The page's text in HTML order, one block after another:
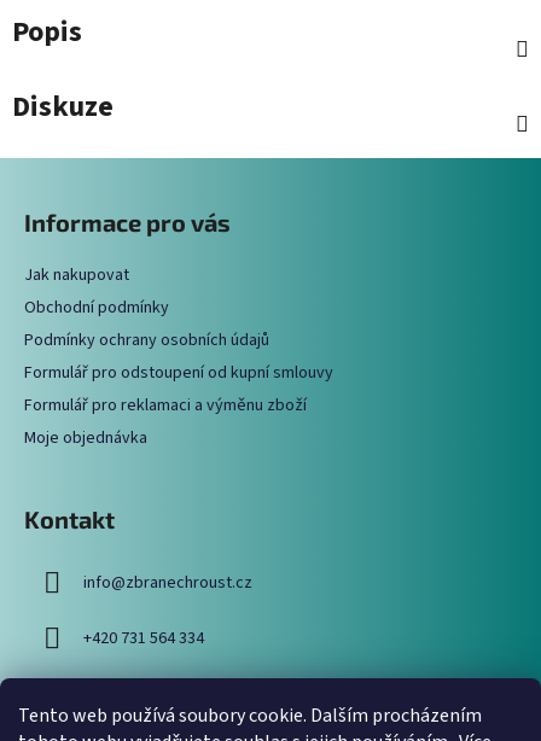
Tento web používá soubory cookie. Dalším procházením
Popis
Diskuze
Informace pro vás
Jak nakupovat
Obchodní podmínky
Podmínky ochrany osobních údajů
Formulář pro odstoupení od kupní smlouvy
Formulář pro reklamaci a výměnu zboží
Moje objednávka
Kontakt
info@zbranechroust.cz
+420 731 564 334